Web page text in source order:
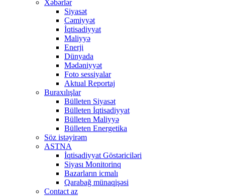
Xəbərlər
Siyasət
Cəmiyyət
İqtisadiyyat
Maliyyə
Enerji
Dünyada
Mədəniyyət
Foto sessiyalar
Aktual Reportaj
Buraxılışlar
Bülleten Siyasət
Bülleten İqtisadiyyat
Bülleten Maliyyə
Bülleten Energetika
Söz istəyirəm
ASTNA
İqtisadiyyat Göstəriciləri
Siyası Monitorinq
Bazarların icmalı
Qarabağ münaqişəsi
Contact az